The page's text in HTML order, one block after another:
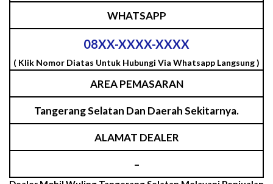
WHATSAPP
08XX-XXXX-XXXX
( Klik Nomor Diatas Untuk Hubungi Via Whatsapp Langsung )
AREA PEMASARAN
Tangerang Selatan Dan Daerah Sekitarnya.
ALAMAT DEALER
–